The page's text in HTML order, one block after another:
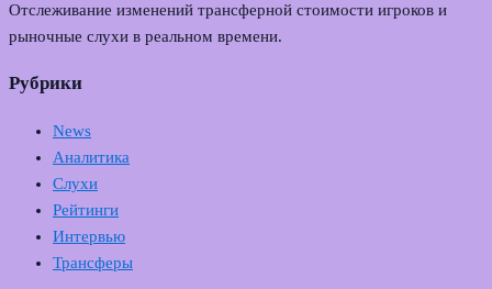
Отслеживание изменений трансферной стоимости игроков и
рыночные слухи в реальном времени.
Рубрики
News
Аналитика
Слухи
Рейтинги
Интервью
Трансферы